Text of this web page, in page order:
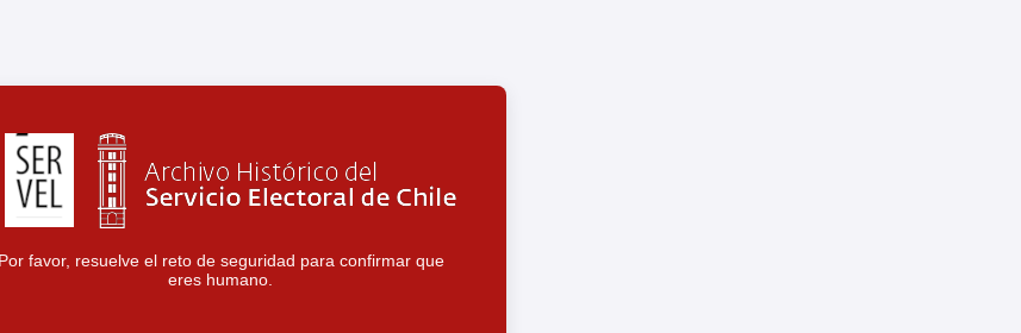
Por favor, resuelve el reto de seguridad para confirmar que
eres humano.